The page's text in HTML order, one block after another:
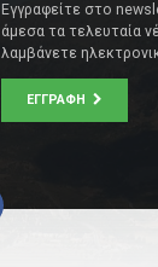
Εγγραφείτε στο
άμεσα τα τελευταία
λαμβάνετε
ΕΓΓΡΑΦΉ